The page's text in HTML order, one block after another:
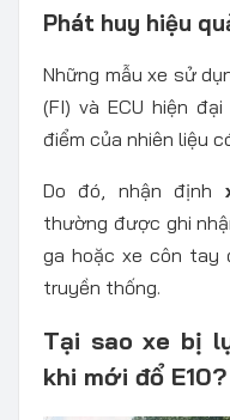
Phát huy hiệu
Những mẫu xe sử
(FI) và ECU hiện
điểm của nhiên liệu
Do đó, nhận định
thường được ghi
ga hoặc xe côn tay
truyền thống.
Tại sao xe bị
khi mới đổ E10?